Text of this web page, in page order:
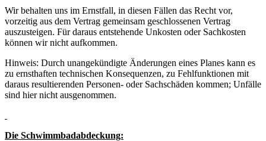
Wir behalten uns im Ernstfall, in diesen Fällen das Recht vor,
vorzeitig aus dem Vertrag gemeinsam geschlossenen Vertrag
auszusteigen. Für daraus entstehende Unkosten oder Sachkosten
können wir nicht aufkommen.
Hinweis: Durch unangekündigte Änderungen eines Planes kann es
zu ernsthaften technischen Konsequenzen, zu Fehlfunktionen mit
daraus resultierenden Personen- oder Sachschäden kommen; Unfälle
sind hier nicht ausgenommen.
Die Schwimmbadabdeckung: